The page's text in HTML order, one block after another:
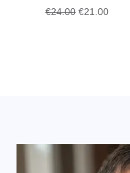
€24.00 €21.00